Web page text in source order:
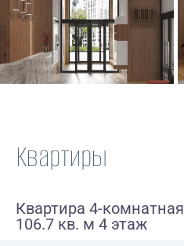
Квартиры
Квартира 4-комнатная
106.7 кв. м 4 этаж